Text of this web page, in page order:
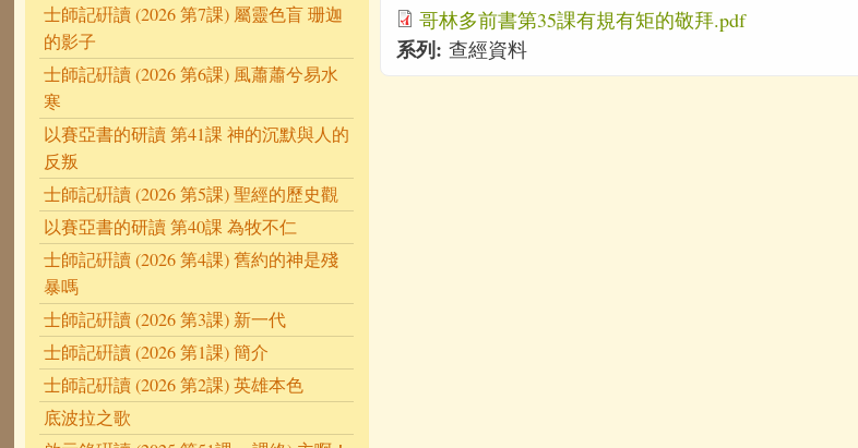
哥林多前書第35課有規有矩的敬拜.pdf
系列: 查經資料
士師記硏讀 (2026 第7課) 屬靈色盲 珊迦
的影子
士師記硏讀 (2026 第6課) 風蕭蕭兮易水
寒
以賽亞書的研讀 第41課 神的沉默與人的
反叛
士師記硏讀 (2026 第5課) 聖經的歷史觀
以賽亞書的研讀 第40課 為牧不仁
士師記硏讀 (2026 第4課) 舊約的神是殘
暴嗎
士師記硏讀 (2026 第3課) 新一代
士師記硏讀 (2026 第1課) 簡介
士師記硏讀 (2026 第2課) 英雄本色
底波拉之歌